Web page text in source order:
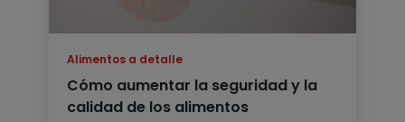
Alimentos a detalle
Cómo aumentar la seguridad y la
calidad de los alimentos